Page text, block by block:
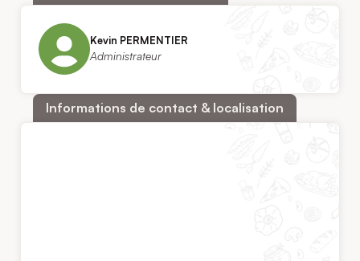
Kevin PERMENTIER
Administrateur
Informations de contact & localisation